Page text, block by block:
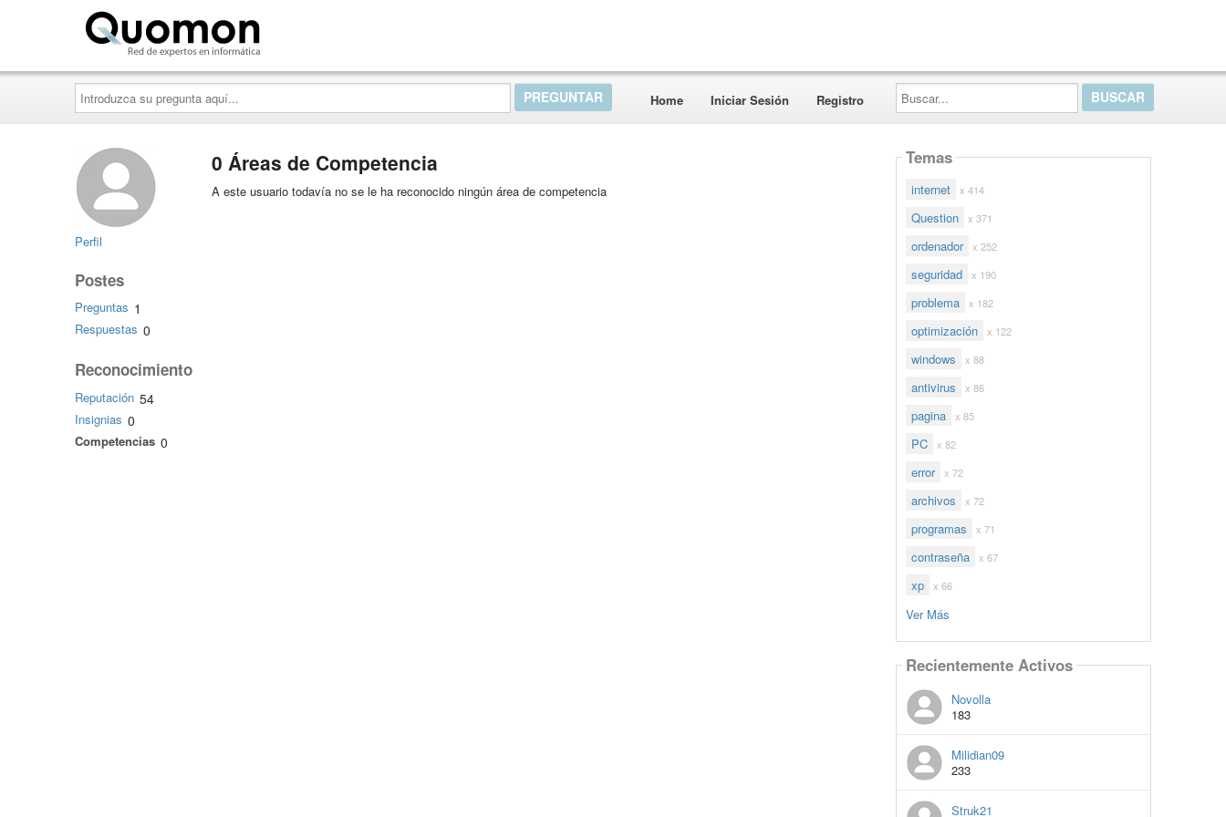
Introduzca
su
pregunta
aquí...
Home Iniciar Sesión Registro
Buscar...
Perfil
Postes
Preguntas 1
Respuestas 0
Reconocimiento
Reputación 54
Insignias 0
Competencias 0
0 Áreas de Competencia
A este usuario todavía no se le ha reconocido ningún área de competencia
Temas
internet x 414
Question x 371
ordenador x 252
seguridad x 190
problema x 182
optimización x 122
windows x 88
antivirus x 86
pagina x 85
PC x 82
error x 72
archivos x 72
programas x 71
contraseña x 67
xp x 66
Ver Más
Recientemente Activos
Novolla
183
Milidian09
233
Struk21